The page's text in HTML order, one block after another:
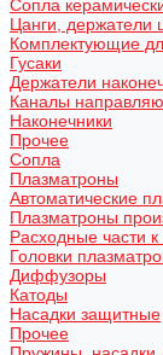
Сопла
Цанги, держатели
Комплектующие
Гусаки
Держатели
Каналы
Наконечники
Прочее
Сопла
Плазматроны
Автоматические
Плазматроны
Расходные части
Головки
Диффузоры
Катоды
Насадки защитные
Прочее